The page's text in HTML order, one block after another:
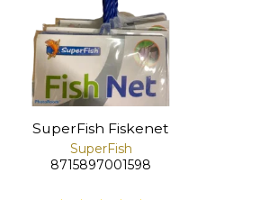
SuperFish Fiskenet
SuperFish
8715897001598